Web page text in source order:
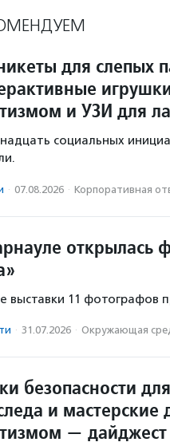
для слепых
и УЗИ для
социальных
· 07.08.2026 · Корпоративная
открылась
выставки 11 фотографов
· 31.07.2026 · Окружающая
безопасности
и мастерские
—